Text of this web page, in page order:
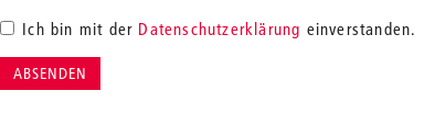
Ich bin mit der Datenschutzerklärung einverstanden.